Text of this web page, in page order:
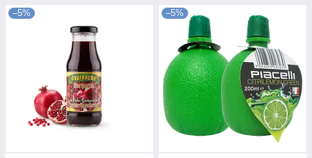
–5% –5%